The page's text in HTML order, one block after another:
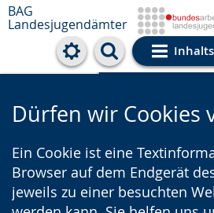
BAG
Landesjugendämter
Cookie-
Dürfen wir Cookies
Ein Cookie ist eine
Browser auf dem Endgerät
jeweils zu einer besuchten